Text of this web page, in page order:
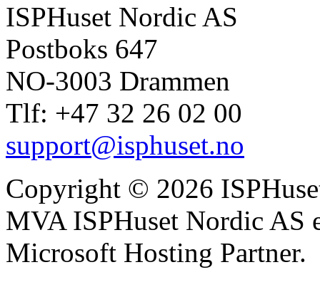
ISPHuset Nordic AS
Postboks 647
NO-3003 Drammen
Tlf: +47 32 26 02 00
support@isphuset.no
Copyright © 2026
MVA ISPHuset Nordic AS
Microsoft Hosting Partner.